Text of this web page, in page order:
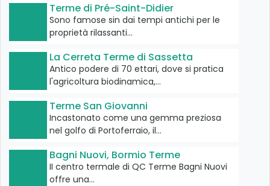
Terme di Pré-Saint-Didier
Sono famose sin dai tempi antichi per le
proprietà rilassanti…
La Cerreta Terme di Sassetta
Antico podere di 70 ettari, dove si pratica
l'agricoltura biodinamica,…
Terme San Giovanni
Incastonato come una gemma preziosa
nel golfo di Portoferraio, il…
Bagni Nuovi, Bormio Terme
II centro termale di QC Terme Bagni Nuovi
offre una…